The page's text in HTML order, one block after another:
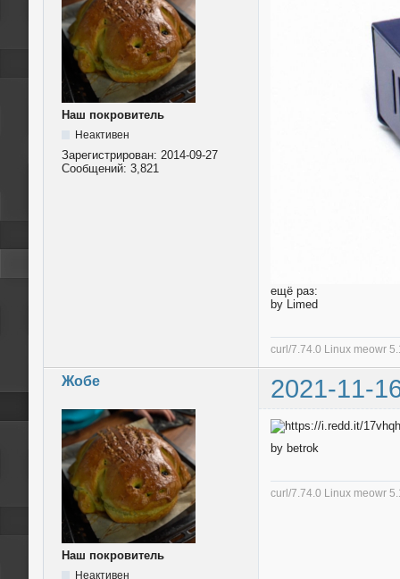
Наш покровитель
Неактивен
Зарегистрирован: 2014-09-27
Сообщений: 3,821
ещё раз:
by Limed
curl/7.74.0 Linux meowr
Жобе 2021-11-
Наш покровитель
Неактивен
by betrok
curl/7.74.0 Linux meowr